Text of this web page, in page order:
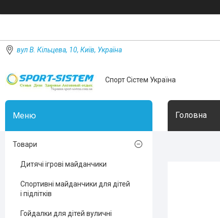
вул В. Кільцева, 10, Київ, Україна
Спорт Сістем Україна
Головна
Товари
Дитячі ігрові майданчики
Спортивні майданчики для дітей
і підлітків
Гойдалки для дітей вуличні